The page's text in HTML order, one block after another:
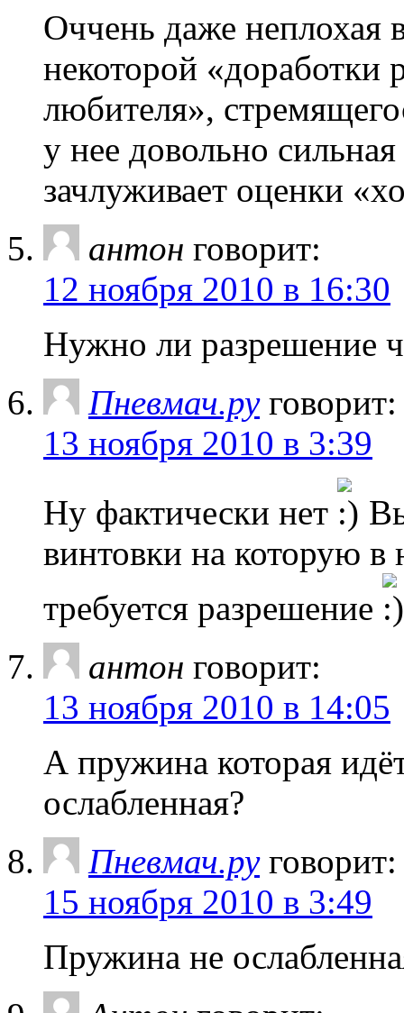
Оччень даже неплохая
некоторой «доработки
любителя»,
у нее довольно
зачлуживает оценки
антон говорит:
12 ноября 2010 в 16:30
Нужно ли разрешение
Пневмач.ру говорит:
13 ноября 2010 в 3:39
Ну фактически нет
винтовки на которую в
требуется разрешение
антон говорит:
13 ноября 2010 в 14:05
А пружина которая
ослабленная?
Пневмач.ру говорит:
15 ноября 2010 в 3:49
Пружина не